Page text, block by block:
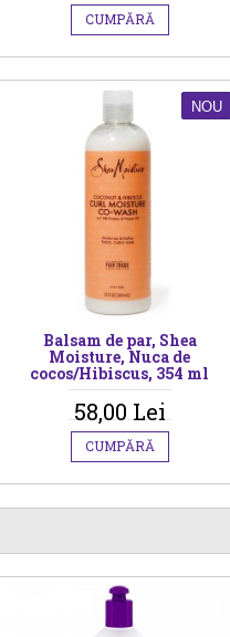
CUMPĂRĂ
NOU
Balsam de par, Shea
Moisture, Nuca de
cocos/Hibiscus, 354 ml
58,00 Lei
CUMPĂRĂ